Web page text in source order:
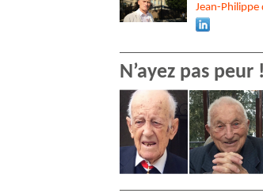
Jean-Philippe
N’ayez pas